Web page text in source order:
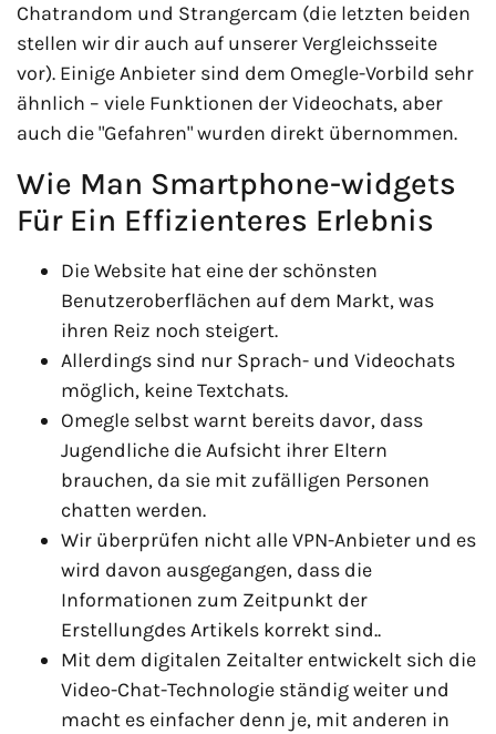
Chatrandom und Strangercam (die letzten beiden
stellen wir dir auch auf unserer Vergleichsseite
vor). Einige Anbieter sind dem Omegle-Vorbild sehr
ähnlich – viele Funktionen der Videochats, aber
auch die "Gefahren" wurden direkt übernommen.
Wie Man Smartphone-widgets
Für Ein Effizienteres Erlebnis
Die Website hat eine der schönsten
Benutzeroberflächen auf dem Markt, was
ihren Reiz noch steigert.
Allerdings sind nur Sprach- und Videochats
möglich, keine Textchats.
Omegle selbst warnt bereits davor, dass
Jugendliche die Aufsicht ihrer Eltern
brauchen, da sie mit zufälligen Personen
chatten werden.
Wir überprüfen nicht alle VPN-Anbieter und es
wird davon ausgegangen, dass die
Informationen zum Zeitpunkt der
Erstellungdes Artikels korrekt sind..
Mit dem digitalen Zeitalter entwickelt sich die
Video-Chat-Technologie ständig weiter und
macht es einfacher denn je, mit anderen in